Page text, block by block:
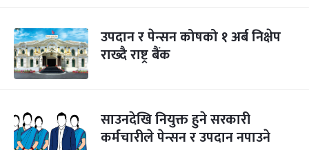
उपदान र पेन्सन कोषको १ अर्ब निक्षेप
राख्दै राष्ट्र बैंक
साउनदेखि नियुक्त हुने सरकारी
कर्मचारीले पेन्सन र उपदान नपाउने